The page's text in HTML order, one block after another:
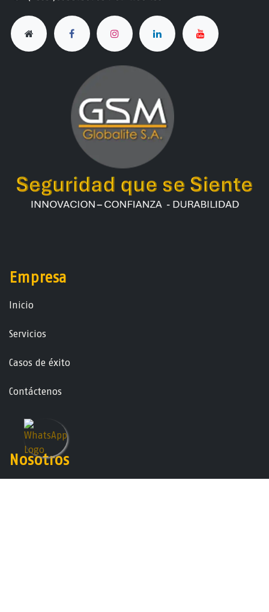
Empresa
Ini​ci​o
Servicios
Casos de éxito
Contáctenos
Nosotros